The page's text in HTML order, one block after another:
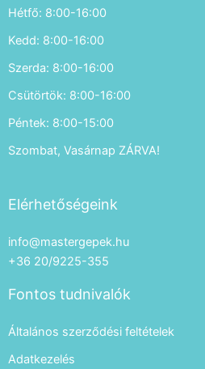
Hétfő: 8:00-16:00
Kedd: 8:00-16:00
Szerda: 8:00-16:00
Csütörtök: 8:00-16:00
Péntek: 8:00-15:00
Szombat, Vasárnap ZÁRVA!
Elérhetőségeink
info@mastergepek.hu
+36 20/9225-355
Fontos tudnivalók
Általános szerződési feltételek
Adatkezelés